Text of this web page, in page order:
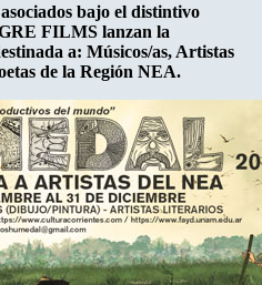
bajo el distintivo
FILMS lanzan la
a: Músicos/as, Artistas
de la Región NEA.